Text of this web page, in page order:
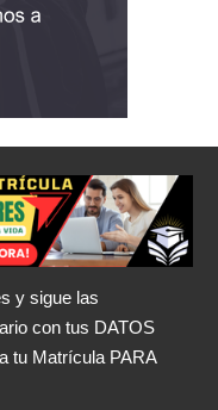
y sigue las
con tus DATOS
tu Matrícula PARA